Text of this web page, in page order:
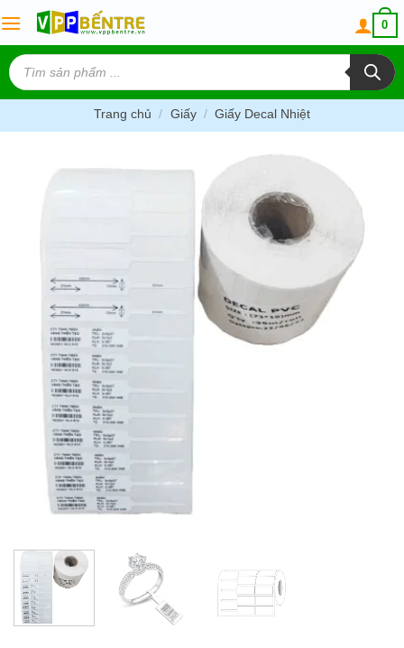
to
content
0
Tìm
kiếm
sản
phẩm
Trang chủ / Giấy / Giấy Decal Nhiệt